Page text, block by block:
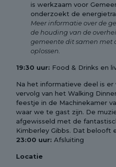
is werkzaam voor
onderzoekt de
Meer informatie over de
de houding van de
gemeente dit samen met
oplossen.
19:30 uur: Food & Drinks en
Na het informatieve deel is
vervolg van het Walking
feestje in de Machinekamer
waar we te gast zijn. De
afgewisseld met de
Kimberley Gibbs. Dat belooft
23:00 uur: Afsluiting
Locatie